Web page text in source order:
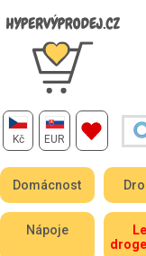
Kč EUR
Domácnost
Nápoje